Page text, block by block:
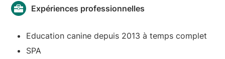
Expériences professionnelles
Education canine depuis 2013 à temps complet
SPA